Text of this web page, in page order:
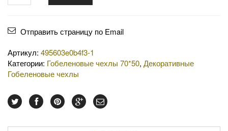
Отправить страницу по Email
Артикул: 495603e0b4f3-1
Категории: Гобеленовые чехлы 70*50, Декоративные
Гобеленовые чехлы